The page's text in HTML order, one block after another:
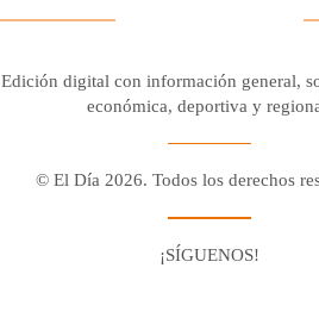
Edición digital con información general,
económica, deportiva y
© El Día 2026. Todos los derechos
¡SÍGUENOS!